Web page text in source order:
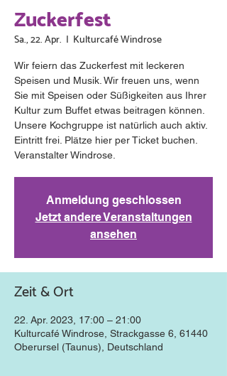
Zuckerfest
Sa., 22. Apr.
  |
Kulturcafé Windrose
Wir feiern das Zuckerfest mit leckeren
Speisen und Musik. Wir freuen uns, wenn
Sie mit Speisen oder Süßigkeiten aus Ihrer
Kultur zum Buffet etwas beitragen können.
Unsere Kochgruppe ist natürlich auch aktiv.
Eintritt frei. Plätze hier per Ticket buchen.
Veranstalter Windrose.
Anmeldung geschlossen
Jetzt andere Veranstaltungen
ansehen
Zeit & Ort
22. Apr. 2023, 17:00 – 21:00
Kulturcafé Windrose, Strackgasse 6, 61440
Oberursel (Taunus), Deutschland